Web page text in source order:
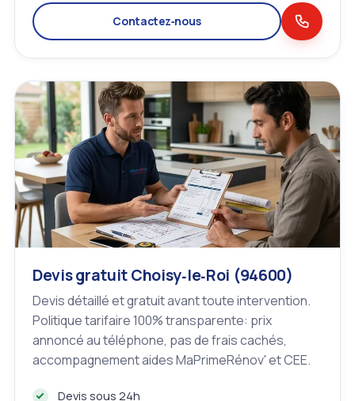
Contactez‑nous
Devis gratuit Choisy‑le‑Roi (94600)
Devis détaillé et gratuit avant toute intervention.
Politique tarifaire 100% transparente: prix
annoncé au téléphone, pas de frais cachés,
accompagnement aides MaPrimeRénov' et CEE.
Devis sous 24h